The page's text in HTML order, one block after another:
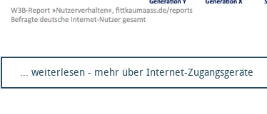
... weiterlesen - mehr über Internet-Zugangsgeräte